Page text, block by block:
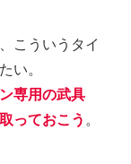
こういうタイ
い。
専用の武具
っておこう 。